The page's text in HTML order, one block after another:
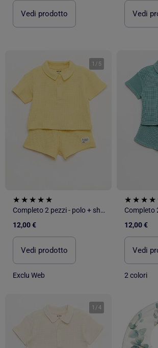
Vedi prodotto Vedi
1 / 5
Completo 2 pezzi - polo + shorts in maglia waffle
12,00 €
Vedi prodotto
Exclu Web
12,00 €
Vedi
2 colori
1 /4